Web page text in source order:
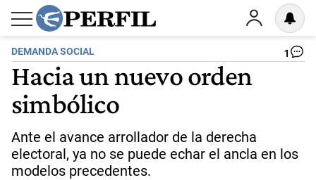
DEMANDA SOCIAL 1
Hacia un nuevo orden
simbólico
Ante el avance arrollador de la derecha
electoral, ya no se puede echar el ancla en los
modelos precedentes.